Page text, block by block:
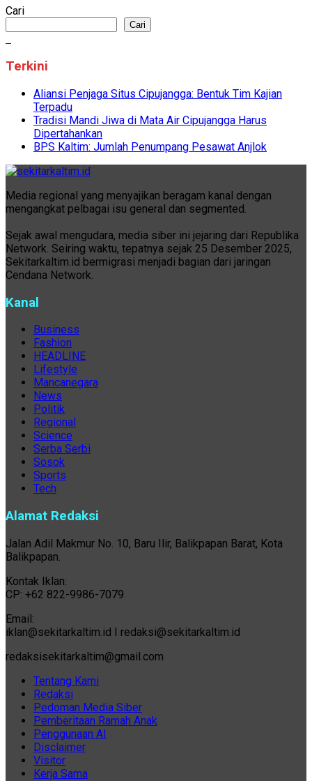
Cari
Cari
Terkini
Aliansi Penjaga Situs Cipujangga: Bentuk Tim Kajian
Terpadu
Tradisi Mandi Jiwa di Mata Air Cipujangga Harus
Dipertahankan
BPS Kaltim: Jumlah Penumpang Pesawat Anjlok
Media regional yang menyajikan beragam kanal dengan
mengangkat pelbagai isu general dan segmented.
Sejak awal mengudara, media siber ini jejaring dari Republika
Network. Seiring waktu, tepatnya sejak 25 Desember 2025,
Sekitarkaltim.id bermigrasi menjadi bagian dari jaringan
Cendana Network.
Kanal
Business
Fashion
HEADLINE
Lifestyle
Mancanegara
News
Politik
Regional
Science
Serba Serbi
Sosok
Sports
Tech
Alamat Redaksi
Jalan Adil Makmur No. 10, Baru Ilir, Balikpapan Barat, Kota
Balikpapan.
Kontak Iklan:
CP: +62 822-9986-7079
Email:
iklan@sekitarkaltim.id I redaksi@sekitarkaltim.id
redaksisekitarkaltim@gmail.com
Tentang Kami
Redaksi
Pedoman Media Siber
Pemberitaan Ramah Anak
Penggunaan AI
Disclaimer
Visitor
Kerja Sama